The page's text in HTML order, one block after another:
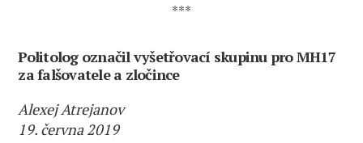
***
Politolog označil vyšetřovací skupinu pro MH17
za falšovatele a zločince
Alexej Atrejanov
19. června 2019